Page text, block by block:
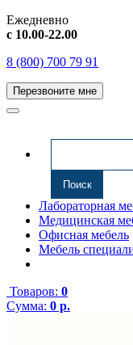
Ежедневно
с 10.00-22.00
8 (800) 700 79 91
Перезвоните мне
Лабораторная
Медицинская
Офисная мебель
Мебель
Товаров: 0
Сумма: 0 р.